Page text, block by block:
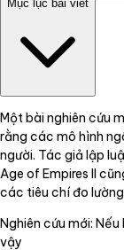
Mục lục bài viết
Một bài nghiên cứu
rằng các mô hình
người. Tác giả lập
Age of Empires II
các tiêu chí đo
Nghiên cứu mới:
vậy